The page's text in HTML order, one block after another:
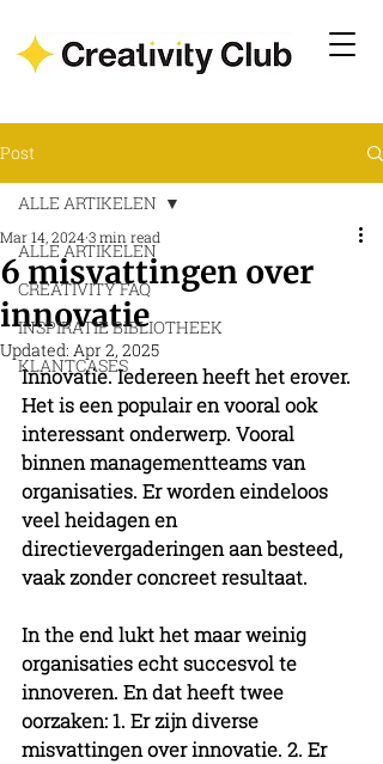
Post
ALLE ARTIKELEN
CREATIVITY FAQ
INSPIRATIE BIBLIOTHEEK
KLANTCASES
ALLE ARTIKELEN
6 misvattingen over
innovatie
Mar 14, 20243 min read
Updated: Apr 2, 2025
Innovatie. Iedereen heeft het erover.
Het is een populair en vooral ook
interessant onderwerp. Vooral
binnen managementteams van
organisaties. Er worden eindeloos
veel heidagen en
directievergaderingen aan besteed,
vaak zonder concreet resultaat.
In the end lukt het maar weinig
organisaties echt succesvol te
innoveren. En dat heeft twee
oorzaken: 1. Er zijn diverse
misvattingen over innovatie. 2. Er